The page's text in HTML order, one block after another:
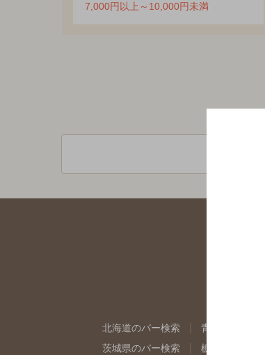
7,000円以上～10,000円未満
北海道のバー検索 青森県のバー
茨城県のバー検索
栃木県のバー